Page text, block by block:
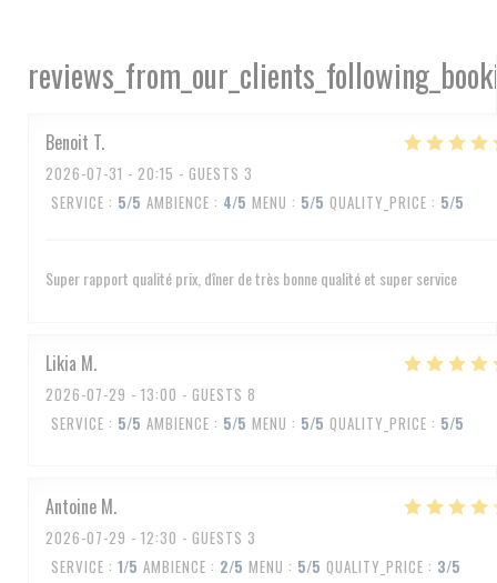
Benoit T
2026-07-31 - 20:15 - GUESTS 3
SERVICE : 5/5 AMBIENCE : 4/5 MENU : 5/5 QUALITY_PRICE : 5/5
Super rapport qualité prix, dîner de très bonne qualité et super service
Likia M
2026-07-29 - 13:00 - GUESTS 8
SERVICE : 5/5 AMBIENCE : 5/5 MENU : 5/5 QUALITY_PRICE : 5/5
Antoine M
2026-07-29 - 12:30 - GUESTS 3
SERVICE : 1/5 AMBIENCE : 2/5 MENU : 5/5 QUALITY_PRICE : 3/5